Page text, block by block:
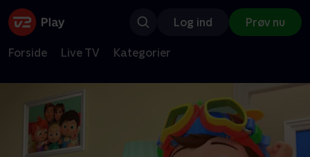
Log ind Prøv nu
Forside Live TV Kategorier